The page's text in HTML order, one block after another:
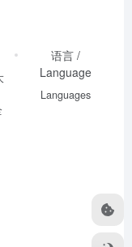
语言 /
Language
Languages